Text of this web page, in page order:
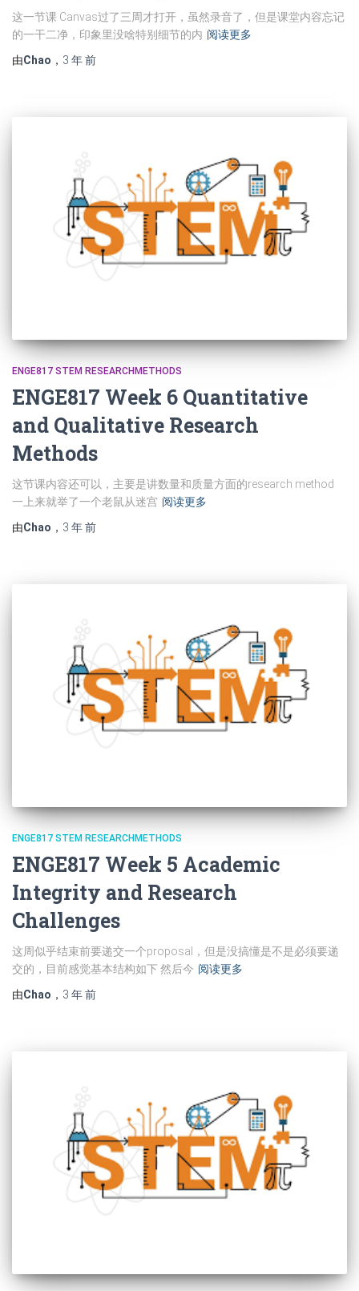
这一节课 Canvas过了三周才打开，虽然录音了，但是课堂内容忘记
的一干二净，印象里没啥特别细节的内 阅读更多
由Chao ， 3 年前
ENGE817 STEM RESEARCHMETHODS
ENGE817 Week 6 Quantitative
and Qualitative Research
Methods
这节课内容还可以，主要是讲数量和质量方面的research method
一上来就举了一个老鼠从迷宫 阅读更多
由Chao ， 3 年前
ENGE817 STEM RESEARCHMETHODS
ENGE817 Week 5 Academic
Integrity and Research
Challenges
这周似乎结束前要递交一个proposal，但是没搞懂是不是必须要递
交的，目前感觉基本结构如下 然后今 阅读更多
由Chao ， 3 年前